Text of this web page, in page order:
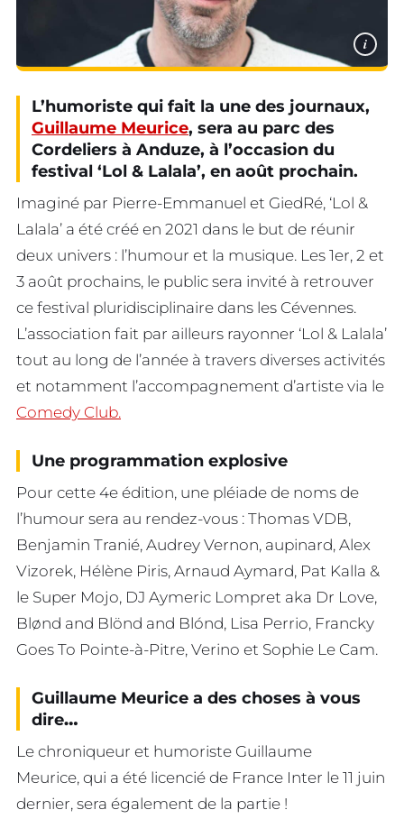
i
L’humoriste qui fait la une des journaux,
Guillaume Meurice, sera au parc des
Cordeliers à Anduze, à l’occasion du
festival ‘Lol & Lalala’, en août prochain.
Imaginé par Pierre-Emmanuel et GiedRé, ‘Lol &
Lalala’ a été créé en 2021 dans le but de réunir
deux univers : l’humour et la musique. Les 1er, 2 et
3 août prochains, le public sera invité à retrouver
ce festival pluridisciplinaire dans les Cévennes.
L’association fait par ailleurs rayonner ‘Lol & Lalala’
tout au long de l’année à travers diverses activités
et notamment l’accompagnement d’artiste via le
Comedy Club.
Une programmation explosive
Pour cette 4e édition, une pléiade de noms de
l’humour sera au rendez-vous : Thomas VDB,
Benjamin Tranié, Audrey Vernon, aupinard, Alex
Vizorek, Hélène Piris, Arnaud Aymard, Pat Kalla &
le Super Mojo, DJ Aymeric Lompret aka Dr Love,
Blønd and Blönd and Blónd, Lisa Perrio, Francky
Goes To Pointe-à-Pitre, Verino et Sophie Le Cam.
Guillaume Meurice a des choses à vous
dire…
Le chroniqueur et humoriste Guillaume
Meurice, qui a été licencié de France Inter le 11 juin
dernier, sera également de la partie !